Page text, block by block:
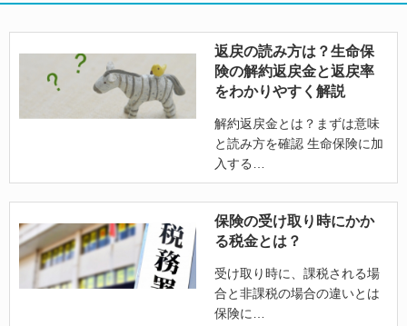
返戻の読み方は？生命保
険の解約返戻金と返戻率
をわかりやすく解説
解約返戻金とは？まずは意味
と読み方を確認 生命保険に加
入する
保険の受け取り時にかか
る税金とは？
受け取り時に、課税される場
合と非課税の場合の違いとは
保険に